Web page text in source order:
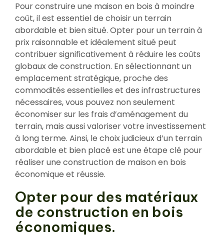
Pour construire une maison en bois à moindre
coût, il est essentiel de choisir un terrain
abordable et bien situé. Opter pour un terrain à
prix raisonnable et idéalement situé peut
contribuer significativement à réduire les coûts
globaux de construction. En sélectionnant un
emplacement stratégique, proche des
commodités essentielles et des infrastructures
nécessaires, vous pouvez non seulement
économiser sur les frais d’aménagement du
terrain, mais aussi valoriser votre investissement
à long terme. Ainsi, le choix judicieux d’un terrain
abordable et bien placé est une étape clé pour
réaliser une construction de maison en bois
économique et réussie.
Opter pour des matériaux
de construction en bois
économiques.